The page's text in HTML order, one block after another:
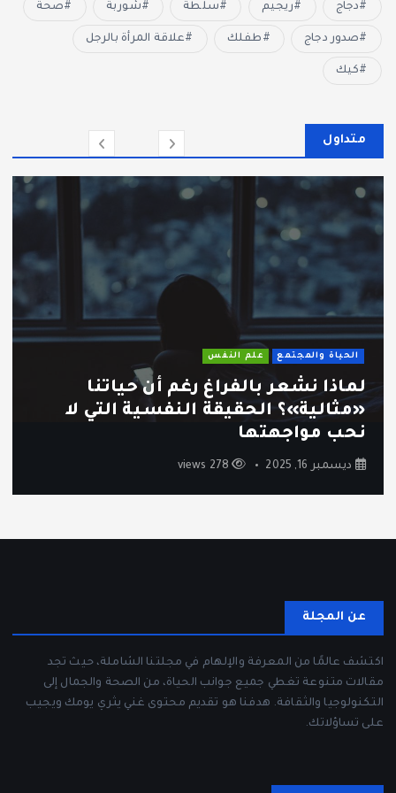
دجاج ريجيم سلطة شوربة صحة
صدور دجاج طفلك علاقة المرأة بالرجل
كيك
متداول
الحياة والمجتمع علم النفس
ثقافة الاستهلاك السريع: كيف أصبحنا
نشتري أكثر ونستمتع أقل؟
ديسمبر 12, 2025 244 views
عن المجلة
اكتشف عالمًا من المعرفة والإلهام في مجلتنا الشاملة، حيث تجد
مقالات متنوعة تغطي جميع جوانب الحياة، من الصحة والجمال إلى
التكنولوجيا والثقافة. هدفنا هو تقديم محتوى غني يثري يومك ويجيب
على تساؤلاتك.